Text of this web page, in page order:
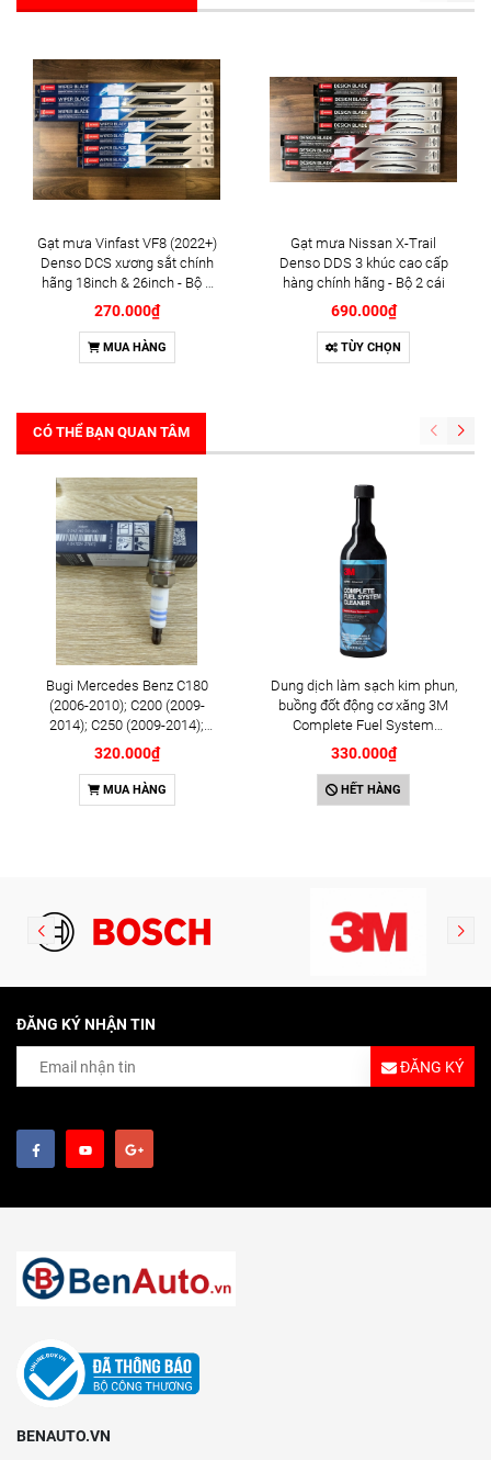
Gạt mưa Vinfast VF8 (2022+)
Denso DCS xương sắt chính
hãng 18inch & 26inch - Bộ 2
cái
270.000₫
MUA HÀNG
Gạt mưa Nissan X-Trail
Denso DDS 3 khúc cao cấp
hàng chính hãng - Bộ 2 cái
690.000₫
TÙY CHỌN
CÓ THỂ BẠN QUAN TÂM
Bugi Mercedes Benz C180
(2006-2010); C200 (2009-
2014); C250 (2009-2014);
E250 (2009-2013); G500
(2008-2015); GL450 (2006-
2012), S500 (2005-2011);
SLK200 (2011-2015) chính
320.000₫
MUA HÀNG
Dung dịch làm sạch kim phun,
buồng đốt động cơ xăng 3M
Complete Fuel System
Cleaner 473ml (08813)
330.000₫
HẾT HÀNG
ĐĂNG KÝ NHẬN TIN
ĐĂNG KÝ
BENAUTO.VN